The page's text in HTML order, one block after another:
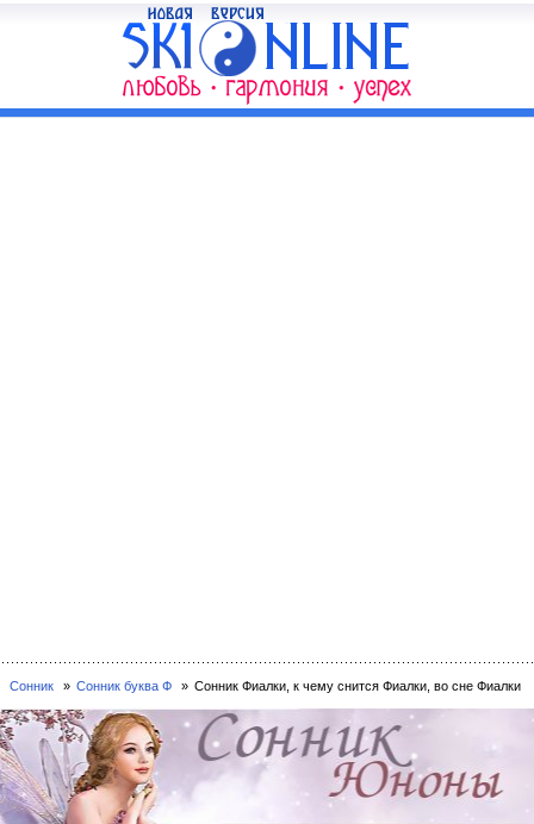
Сонник Сонник буква Ф Сонник Фиалки, к чему снится Фиалки, во сне Фиалки